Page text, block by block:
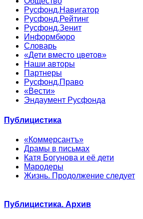
Русфонд.Навигатор
Русфонд.Рейтинг
Русфонд.Зенит
Информбюро
Словарь
«Дети вместо цветов»
Наши авторы
Партнеры
Русфонд.Право
«Вести»
Эндаумент Русфонда
Публицистика
«Коммерсантъ»
Драмы в письмах
Катя Богунова и её дети
Мародеры
Жизнь. Продолжение следует
Публицистика. Архив